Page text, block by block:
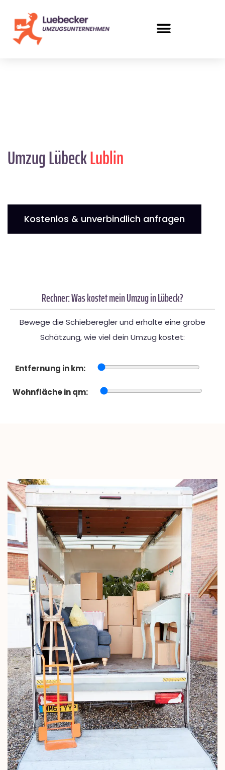
Umzug LübeckLublin
Kostenlos & unverbindlich anfragen
Rechner: Was kostet mein Umzug in Lübeck?
Bewege die Schieberegler und erhalte eine grobe
Schätzung, wie viel dein Umzug kostet:
Entfernung in km:
Wohnfläche in qm: